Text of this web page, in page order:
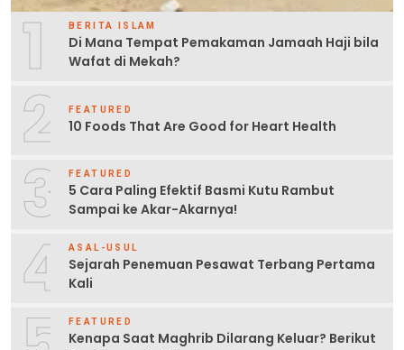
1 BERITA ISLAM
Di Mana Tempat Pemakaman Jamaah Haji bila
Wafat di Mekah?
2 FEATURED
10 Foods That Are Good for Heart Health
3 FEATURED
5 Cara Paling Efektif Basmi Kutu Rambut
Sampai ke Akar-Akarnya!
4 ASAL-USUL
Sejarah Penemuan Pesawat Terbang Pertama
Kali
FEATURED
Kenapa Saat Maghrib Dilarang Keluar? Berikut